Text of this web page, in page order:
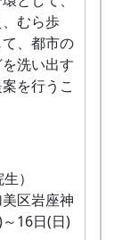
むら歩
、都市の
洗い出す
を行うこ
）
区岩座神
16日(日)